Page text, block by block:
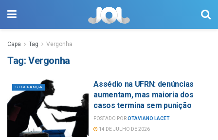
Capa Tag Vergonha
Tag: Vergonha
SEGURANÇA
Assédio na UFRN: denúncias
aumentam, mas maioria dos
casos termina sem punição
POSTADO POROTAVIANO LACET
14 DE JULHO DE 2026